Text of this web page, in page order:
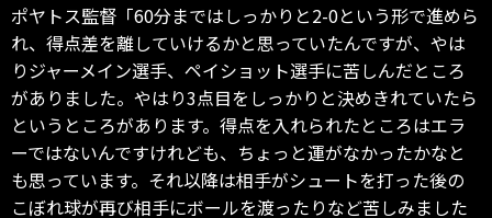
ポヤトス監督「60分まではしっかりと2-0という形で進めら
れ、得点差を離していけるかと思っていたんですが、やは
りジャーメイン選手、ペイショット選手に苦しんだところ
がありました。やはり3点目をしっかりと決めきれていたら
というところがあります。得点を入れられたところはエラ
ーではないんですけれども、ちょっと運がなかったかなと
も思っています。それ以降は相手がシュートを打った後の
こぼれ球が再び相手にボールを渡ったりなど苦しみました